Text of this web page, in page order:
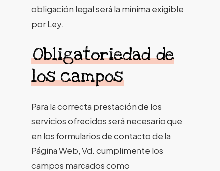
obligación legal será la mínima exigible
por Ley.
Obligatoriedad de
los campos
Para la correcta prestación de los
servicios ofrecidos será necesario que
en los formularios de contacto de la
Página Web, Vd. cumplimente los
campos marcados como